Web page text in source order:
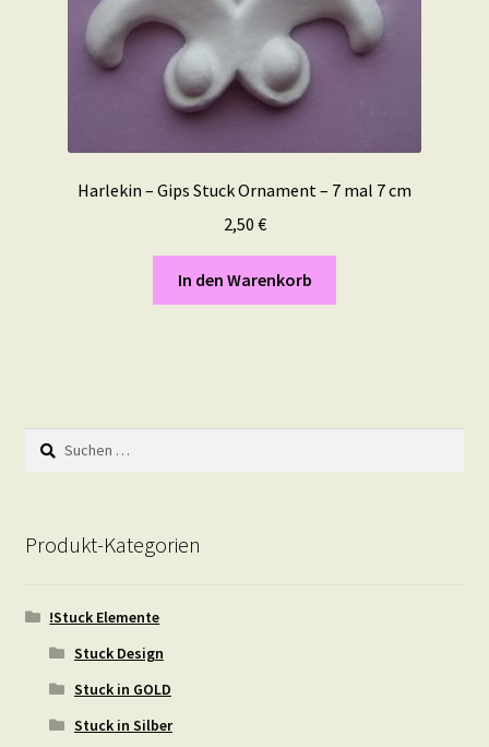
Harlekin – Gips Stuck Ornament – 7 mal 7 cm
2,50 €
In den Warenkorb
Suchen
nach:
Produkt-Kategorien
!Stuck Elemente
Stuck Design
Stuck in GOLD
Stuck in Silber